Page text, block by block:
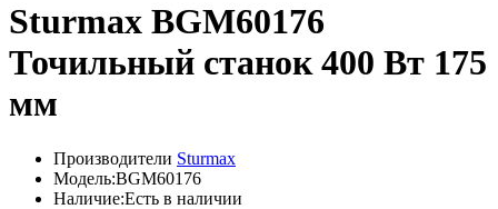
Sturmax BGM60176
Точильный станок 400 Вт 175
мм
Производители Sturmax
Модель:BGM60176
Наличие:Есть в наличии